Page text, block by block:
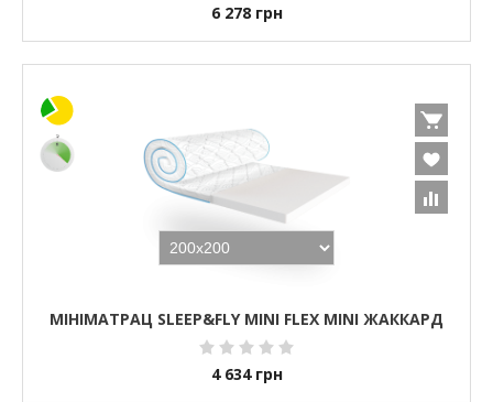
6 278 грн
МІНІМАТРАЦ SLEEP&FLY MINI FLEX MINI ЖАККАРД
4 634 грн